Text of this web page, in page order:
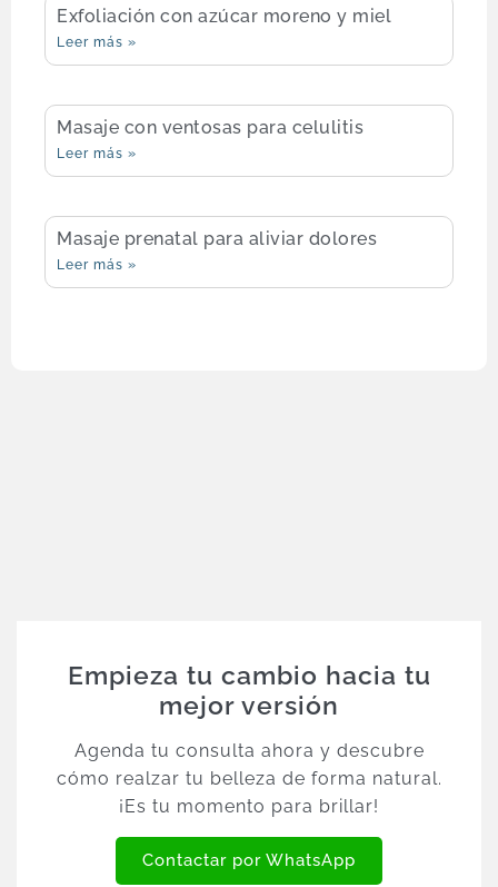
Exfoliación con azúcar moreno y miel
Leer más »
Masaje con ventosas para celulitis
Leer más »
Masaje prenatal para aliviar dolores
Leer más »
Empieza tu cambio hacia tu
mejor versión
Agenda tu consulta ahora y descubre
cómo realzar tu belleza de forma natural.
¡Es tu momento para brillar!
Contactar por WhatsApp